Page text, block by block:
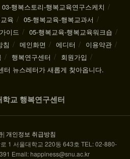
03-행복스토리-행복교육연구스케치
육
05-행복교육-행복교과서
이드
05-행복교육-행복교육워크숍
침 메인화면 에디터
이용약관
행복연구센터
회원가입
터 뉴스레터가 새롭게 찾아옵니다.
학교 행복연구센터
| 개인정보 취급방침
1 서울대학교 220동 643호 TEL: 02-880-
Email: happiness@snu.ac.kr